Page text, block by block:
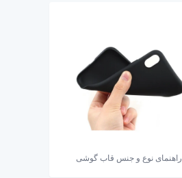
راهنمای نوع و جنس قاب گوشی